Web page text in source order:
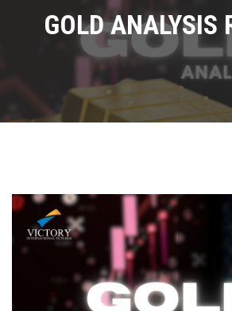
GOLD ANALYSIS